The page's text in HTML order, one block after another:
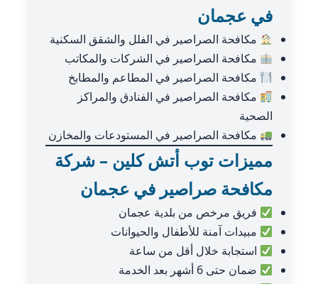
في عجمان
مكافحة الصراصير في الفلل والشقق السكنية
مكافحة الصراصير في الشركات والمكاتب
مكافحة الصراصير في المطاعم والمطابخ
مكافحة الصراصير في الفنادق والمراكز
الصحية
مكافحة الصراصير في المستودعات والمخازن
مميزات توب أتش كلين – شركة
مكافحة صراصير في عجمان
فريق مرخص من بلدية عجمان
مبيدات آمنة للأطفال والحيوانات
استجابة خلال أقل من ساعة
ضمان حتى 6 أشهر بعد الخدمة